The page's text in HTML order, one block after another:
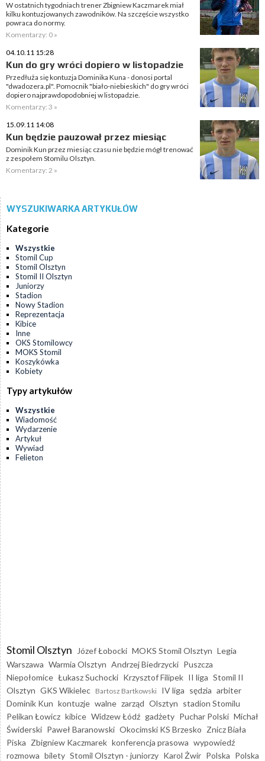
W ostatnich tygodniach trener Zbigniew Kaczmarek miał
kilku kontuzjowanych zawodników. Na szczęście wszystko
powraca do normy.
Komentarzy: 0 »
04.10.11 15:28
Kun do gry wróci dopiero w listopadzie
Przedłuża się kontuzja Dominika Kuna - donosi portal
"dwadozera.pl". Pomocnik "biało-niebieskich" do gry wróci
dopiero najprawdopodobniej w listopadzie.
Komentarzy: 3 »
15.09.11 14:08
Kun będzie pauzował przez miesiąc
Dominik Kun przez miesiąc czasu nie będzie mógł trenować
z zespołem Stomilu Olsztyn.
Komentarzy: 2 »
WYSZUKIWARKA ARTYKUŁÓW
Kategorie
Wszystkie
Stomil Cup
Stomil Olsztyn
Stomil II Olsztyn
Juniorzy
Stadion
Nowy Stadion
Reprezentacja
Kibice
Inne
OKS Stomilowcy
MOKS Stomil
Koszykówka
Kobiety
Typy artykułów
Wszystkie
Wiadomość
Wydarzenie
Artykuł
Wywiad
Felieton
Stomil Olsztyn Józef Łobocki MOKS Stomil Olsztyn Legia
Warszawa Warmia Olsztyn Andrzej Biedrzycki Puszcza
Niepołomice Łukasz Suchocki Krzysztof Filipek II liga Stomil II
Olsztyn GKS Wikielec Bartosz Bartkowski IV liga sędzia arbiter
Dominik Kun kontuzje walne zarząd Olsztyn stadion Stomilu
Pelikan Łowicz kibice Widzew Łódź gadżety Puchar Polski Michał
Świderski Paweł Baranowski Okocimski KS Brzesko Znicz Biała
Piska Zbigniew Kaczmarek konferencja prasowa wypowiedź
rozmowa bilety Stomil Olsztyn - juniorzy Karol Żwir Polska Polska